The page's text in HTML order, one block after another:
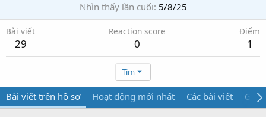
Nhìn thấy lần cuối 5/8/25
Bài viết
29
Reaction score
0
Điểm
1
Tìm
Bài viết trên hồ sơ Hoạt động mới nhất Các bài viết Giới